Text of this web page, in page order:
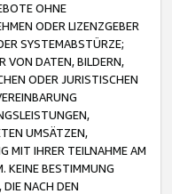
OHNE
ODER LIZENZGEBER
SYSTEMABSTÜRZE;
VON DATEN, BILDERN,
ODER JURISTISCHEN
UMSÄTZEN,
MIT IHRER TEILNAHME AM
KEINE BESTIMMUNG
NACH DEN